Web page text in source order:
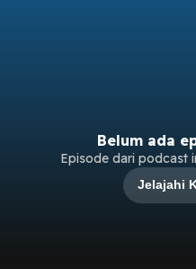
Belum ada
Episode dari podcast
Jelajahi